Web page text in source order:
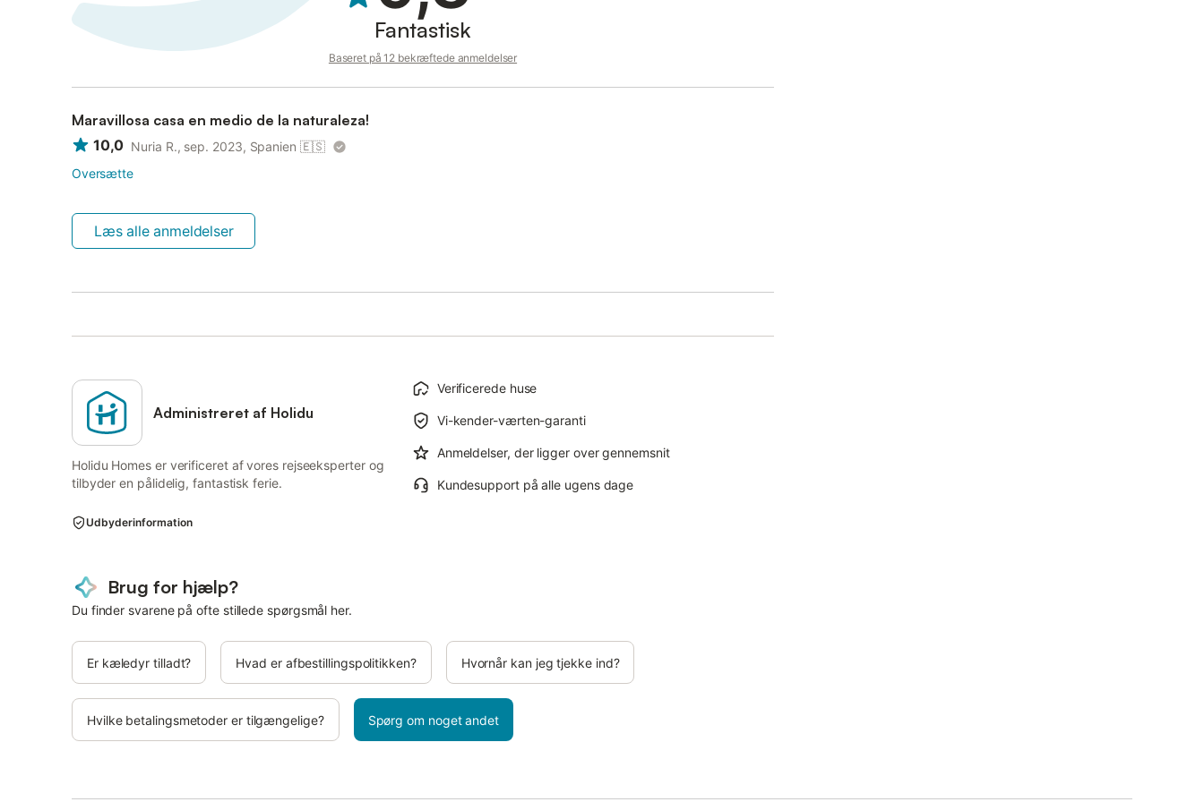
Fantastisk
Baseret på 12 bekræftede anmeldelser
Maravillosa casa en medio de la naturaleza!
10,0 Nuria R., sep. 2023, Spanien 🇪🇸
Oversætte
Læs alle anmeldelser
Administreret af Holidu
Holidu Homes er verificeret af vores rejseeksperter og
tilbyder en pålidelig, fantastisk ferie.
Verificerede huse
Vi-kender-værten-garanti
Anmeldelser, der ligger over gennemsnit
Kundesupport på alle ugens dage
Udbyderinformation
Brug for hjælp?
Du finder svarene på ofte stillede spørgsmål her.
Er kæledyr tilladt? Hvad er afbestillingspolitikken? Hvornår kan jeg tjekke ind?
Hvilke betalingsmetoder er tilgængelige? Spørg om noget andet